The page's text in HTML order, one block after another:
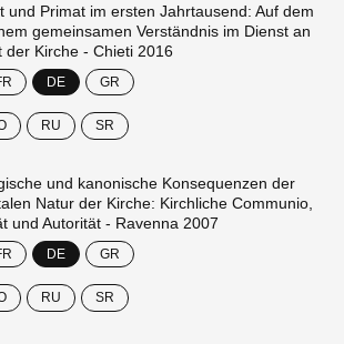
und Primat im ersten Jahrtausend: Auf dem
gemeinsamen Verständnis im Dienst an
der Kirche - Chieti 2016
DE GR
RU SR
und kanonische Konsequenzen der
Natur der Kirche: Kirchliche Communio,
und Autorität - Ravenna 2007
DE GR
RU SR